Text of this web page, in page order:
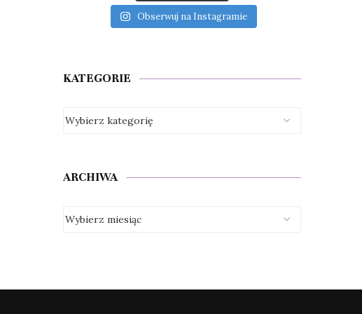
Obserwuj na Instagramie
KATEGORIE
ARCHIWA